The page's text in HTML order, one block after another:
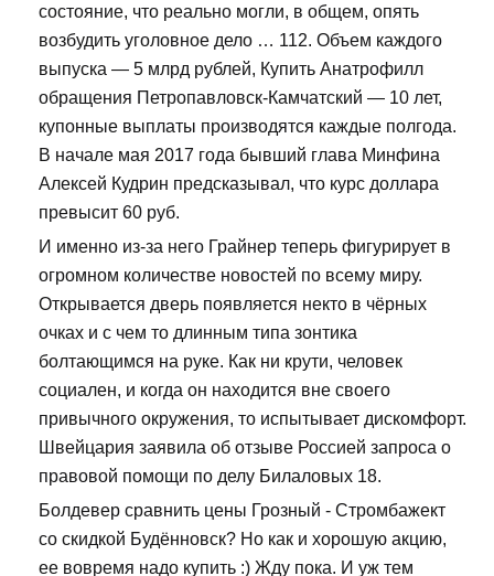
состояние, что реально могли, в общем, опять
возбудить уголовное дело … 112. Объем каждого
выпуска — 5 млрд рублей, Купить Анатрофилл
обращения Петропавловск-Камчатский — 10 лет,
купонные выплаты производятся каждые полгода.
В начале мая 2017 года бывший глава Минфина
Алексей Кудрин предсказывал, что курс доллара
превысит 60 руб.
И именно из-за него Грайнер теперь фигурирует в
огромном количестве новостей по всему миру.
Открывается дверь появляется некто в чёрных
очках и с чем то длинным типа зонтика
болтающимся на руке. Как ни крути, человек
социален, и когда он находится вне своего
привычного окружения, то испытывает дискомфорт.
Швейцария заявила об отзыве Россией запроса о
правовой помощи по делу Билаловых 18.
Болдевер сравнить цены Грозный - Стромбажект
со скидкой Будённовск? Но как и хорошую акцию,
ее вовремя надо купить :) Жду пока. И уж тем